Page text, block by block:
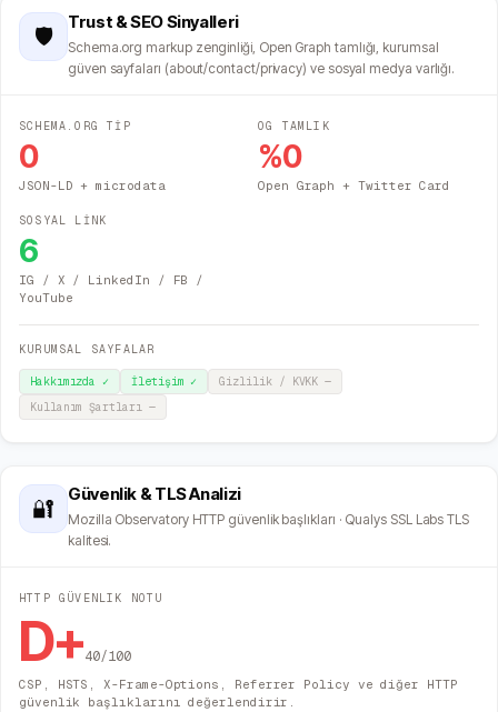
🛡️
Trust & SEO Sinyalleri
Schema.org markup zenginliği, Open Graph tamlığı, kurumsal
güven sayfaları (about/contact/privacy) ve sosyal medya varlığı.
SCHEMA.ORG TİP
0
JSON-LD + microdata
OG TAMLIK
%0
Open Graph + Twitter Card
SOSYAL LİNK
6
IG / X / LinkedIn / FB /
YouTube
KURUMSAL SAYFALAR
Hakkımızda ✓ İletişim ✓ Gizlilik / KVKK —
Kullanım Şartları —
🔐
Güvenlik & TLS Analizi
Mozilla Observatory HTTP güvenlik başlıkları · Qualys SSL Labs TLS
kalitesi.
HTTP GÜVENLIK NOTU
D+40/100
CSP, HSTS, X-Frame-Options, Referrer Policy ve diğer HTTP
güvenlik başlıklarını değerlendirir.